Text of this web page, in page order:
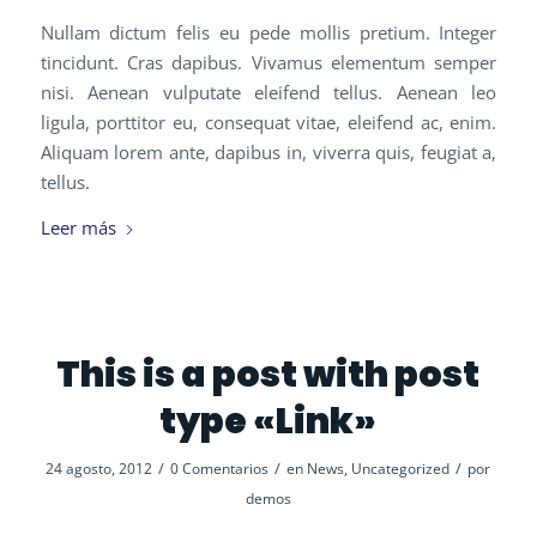
Nullam dictum felis eu pede mollis pretium. Integer
tincidunt. Cras dapibus. Vivamus elementum semper
nisi. Aenean vulputate eleifend tellus. Aenean leo
ligula, porttitor eu, consequat vitae, eleifend ac, enim.
Aliquam lorem ante, dapibus in, viverra quis, feugiat a,
tellus.
Leer más
This is a post with post
type «Link»
24 agosto, 2012 / 0 Comentarios / en News, Uncategorized / por
demos